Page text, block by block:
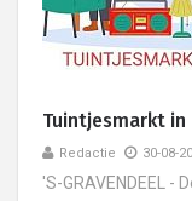
Tuintjesmarkt in
Redactie 30-08-
'S-GRAVENDEEL -